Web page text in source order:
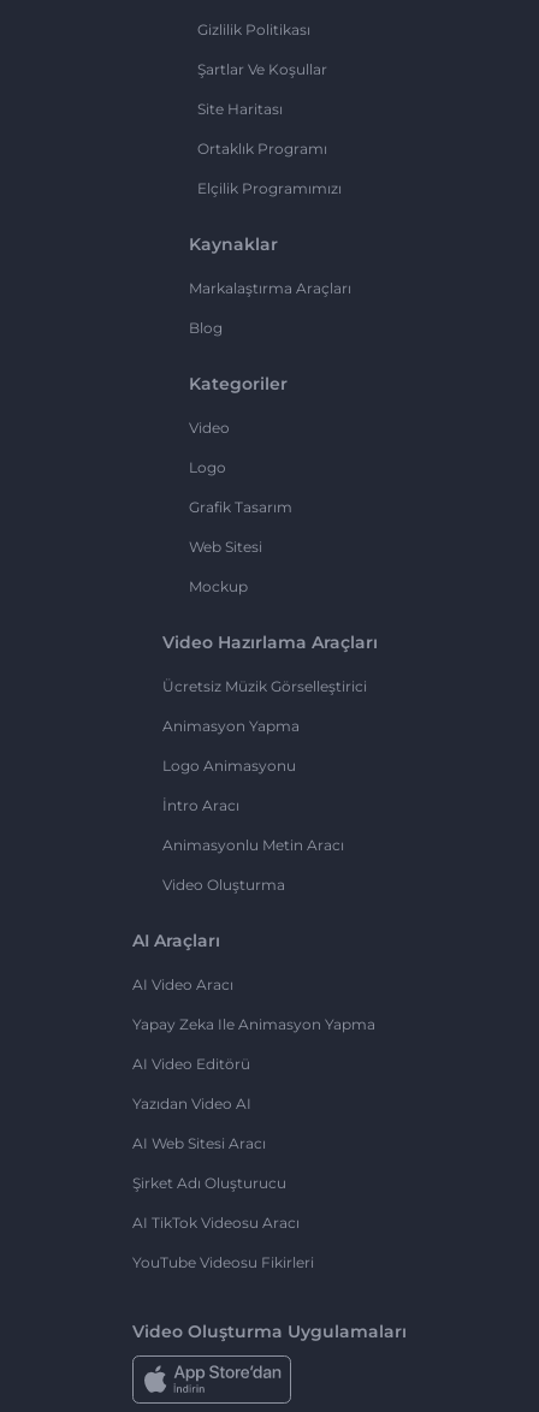
Gizlilik Politikası
Şartlar Ve Koşullar
Site Haritası
Ortaklık Programı
Elçilik Programımızı
Kaynaklar
Markalaştırma Araçları
Blog
Kategoriler
Video
Logo
Grafik Tasarım
Web Sitesi
Mockup
Video Hazırlama Araçları
Ücretsiz Müzik Görselleştirici
Animasyon Yapma
Logo Animasyonu
İntro Aracı
Animasyonlu Metin Aracı
Video Oluşturma
AI Araçları
AI Video Aracı
Yapay Zeka Ile Animasyon Yapma
AI Video Editörü
Yazıdan Video AI
AI Web Sitesi Aracı
Şirket Adı Oluşturucu
AI TikTok Videosu Aracı
YouTube Videosu Fikirleri
Video Oluşturma Uygulamaları